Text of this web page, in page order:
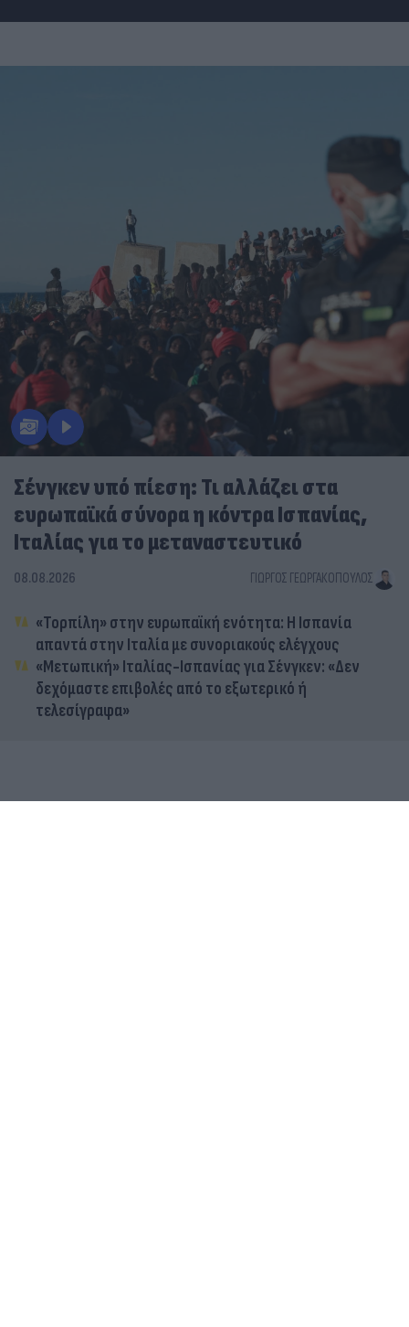
Σένγκεν υπό πίεση: Τι αλλάζει στα
ευρωπαϊκά σύνορα η κόντρα Ισπανίας,
Ιταλίας για το μεταναστευτικό
08.08.2026 ΓΙΏΡΓΟΣ ΓΕΩΡΓΑΚΌΠΟΥΛΟΣ
«Τορπίλη» στην ευρωπαϊκή ενότητα: Η Ισπανία
απαντά στην Ιταλία με συνοριακούς ελέγχους
«Μετωπική» Ιταλίας-Ισπανίας για Σένγκεν: «Δεν
δεχόμαστε επιβολές από το εξωτερικό ή
τελεσίγραφα»